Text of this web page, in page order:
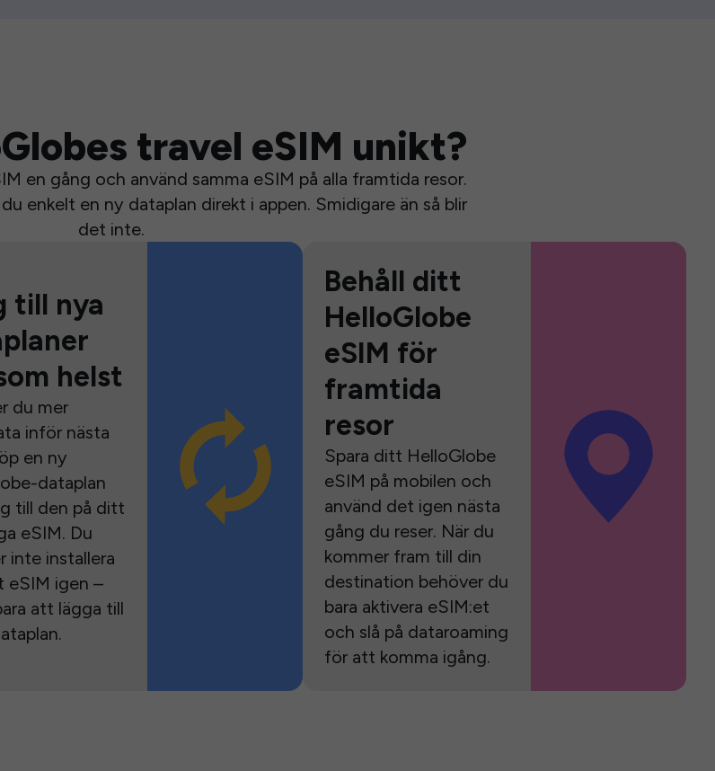
travel eSIM unikt?
en gång och använd samma eSIM på alla framtida resor.
enkelt en ny dataplan direkt i appen. Smidigare än så blir
det inte.
till nya
helst
du mer
inför nästa
en ny
dataplan
till den på ditt
eSIM. Du
inte installera
igen –
att lägga till
Behåll ditt
HelloGlobe
eSIM för
framtida
resor
Spara ditt HelloGlobe
eSIM på mobilen och
använd det igen nästa
gång du reser. När du
kommer fram till din
destination behöver du
bara aktivera eSIM:et
och slå på dataroaming
för att komma igång.